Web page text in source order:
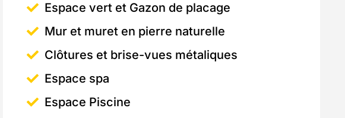
Espace vert et Gazon de placage
Mur et muret en pierre naturelle
Clôtures et brise-vues métaliques
Espace spa
Espace Piscine